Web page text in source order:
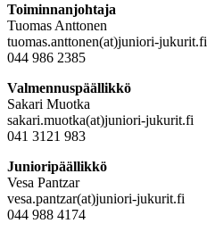
Toiminnanjohtaja
Tuomas Anttonen
tuomas.anttonen(at)juniori-jukurit.fi
044 986 2385
Valmennuspäällikkö
Sakari Muotka
sakari.muotka(at)juniori-jukurit.fi
041 3121 983
Junioripäällikkö
Vesa Pantzar
vesa.pantzar(at)juniori-jukurit.fi
044 988 4174